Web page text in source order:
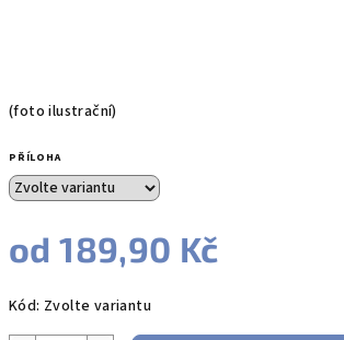
(foto ilustrační)
PŘÍLOHA
od189,90 Kč
cena:
Kód: Zvolte variantu